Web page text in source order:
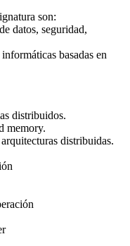
son:
datos, seguridad,
basadas en
distribuidos.
memory.
distribuidas.